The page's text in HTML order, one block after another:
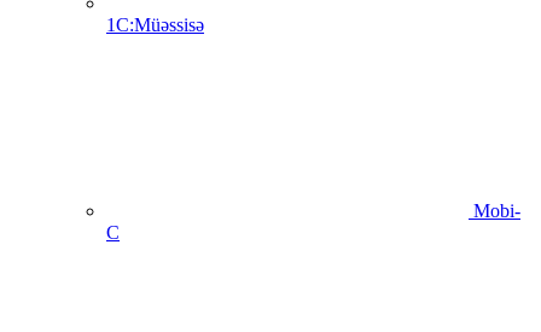
1C:Müəssisə
Mobi-
C